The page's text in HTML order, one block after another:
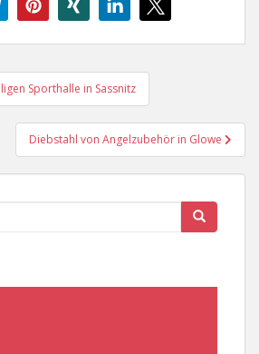
Sporthalle in Sassnitz
Diebstahl von Angelzubehör in Glowe